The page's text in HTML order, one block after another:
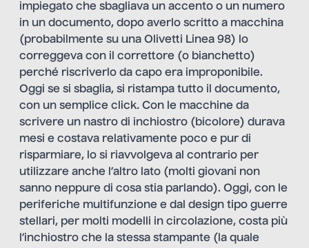
impiegato che sbagliava un accento o un numero
in un documento, dopo averlo scritto a macchina
(probabilmente su una Olivetti Linea 98) lo
correggeva con il correttore (o bianchetto)
perché riscriverlo da capo era improponibile.
Oggi se si sbaglia, si ristampa tutto il documento,
con un semplice click. Con le macchine da
scrivere un nastro di inchiostro (bicolore) durava
mesi e costava relativamente poco e pur di
risparmiare, lo si riavvolgeva al contrario per
utilizzare anche l’altro lato (molti giovani non
sanno neppure di cosa stia parlando). Oggi, con le
periferiche multifunzione e dal design tipo guerre
stellari, per molti modelli in circolazione, costa più
l’inchiostro che la stessa stampante (la quale